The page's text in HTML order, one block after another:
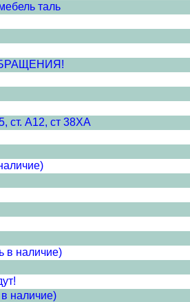
таль
ст. А12, ст 38ХА
наличие)
наличие)